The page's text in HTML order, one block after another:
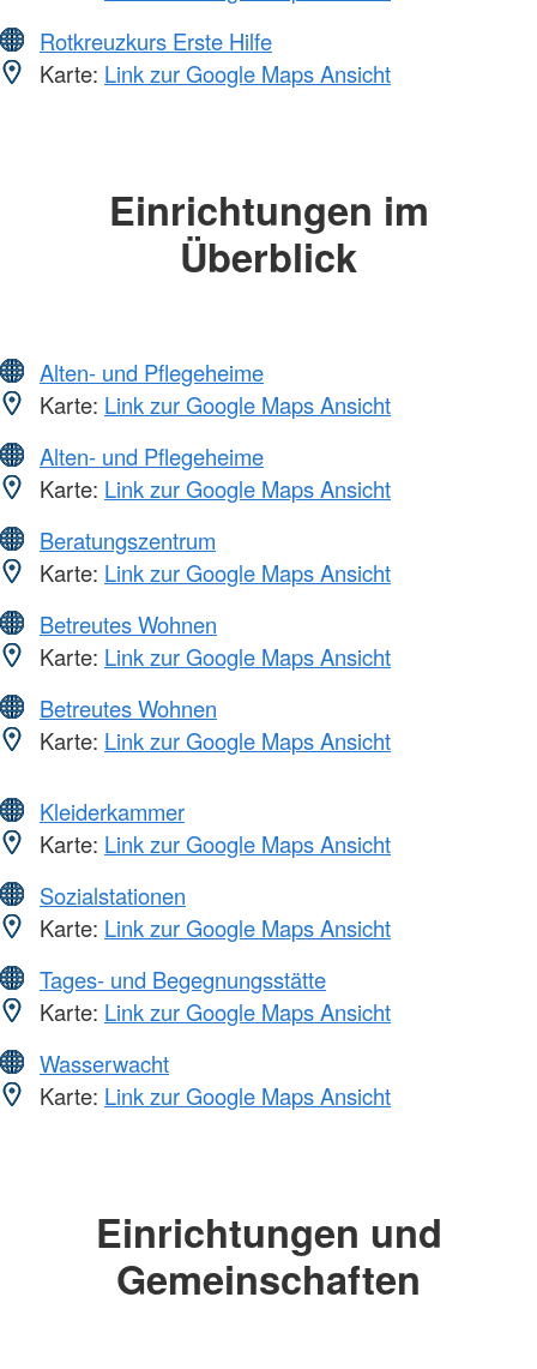
Rotkreuzkurs Erste Hilfe
Karte: Link zur Google Maps Ansicht
Einrichtungen im
Überblick
Alten- und Pflegeheime
Karte: Link zur Google Maps Ansicht
Alten- und Pflegeheime
Karte: Link zur Google Maps Ansicht
Beratungszentrum
Karte: Link zur Google Maps Ansicht
Betreutes Wohnen
Karte: Link zur Google Maps Ansicht
Betreutes Wohnen
Karte: Link zur Google Maps Ansicht
Kleiderkammer
Karte: Link zur Google Maps Ansicht
Sozialstationen
Karte: Link zur Google Maps Ansicht
Tages- und Begegnungsstätte
Karte: Link zur Google Maps Ansicht
Wasserwacht
Karte: Link zur Google Maps Ansicht
Einrichtungen und
Gemeinschaften